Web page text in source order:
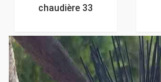
chaudière 33